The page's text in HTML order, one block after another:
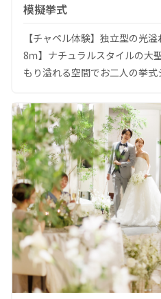
模擬挙式
【チャペル体験】独立型の光
8ｍ】ナチュラルスタイルの大
もり溢れる空間でお二人の挙